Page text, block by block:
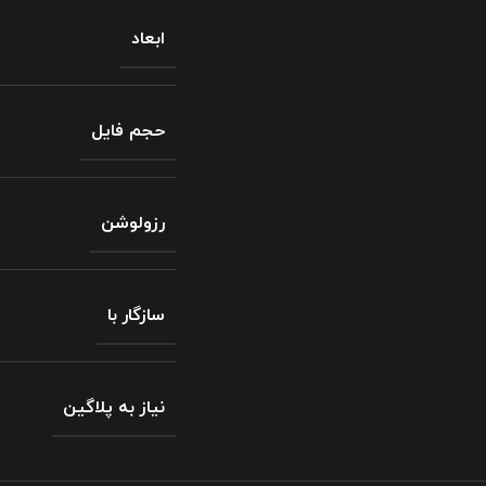
ابعاد
حجم فایل
رزولوشن
سازگار با
نیاز به پلاگین